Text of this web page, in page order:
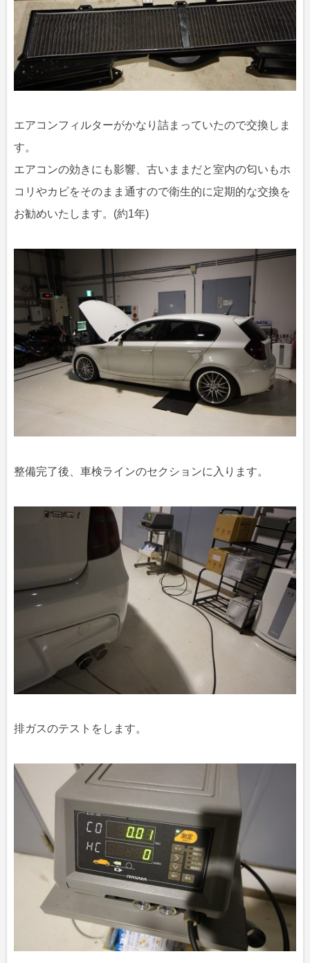
エアコンフィルターがかなり詰まっていたので交換しま
す。
エアコンの効きにも影響、古いままだと室内の匂いもホ
コリやカビをそのまま通すので衛生的に定期的な交換を
お勧めいたします。(約1年)
整備完了後、車検ラインのセクションに入ります。
排ガスのテストをします。